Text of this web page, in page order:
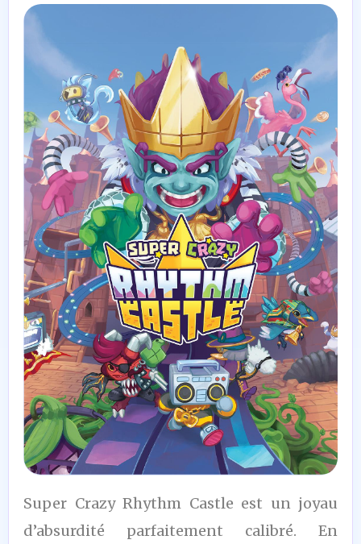
8
/10
Super Crazy Rhythm Castle est un joyau
d’absurdité parfaitement calibré. En